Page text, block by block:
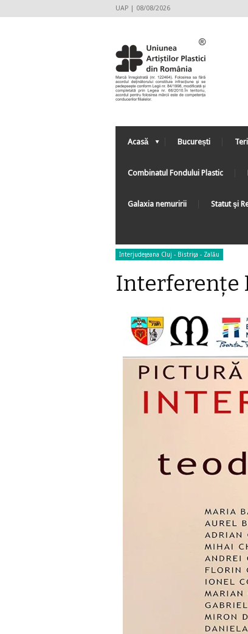
UAP | 08/08/2026
Acasă București
Combinatul Fondului Plastic
Galaxia nemuririi Statut şi
Interjudeţeana Cluj - Bistriţa - Zalău
Interferenţe